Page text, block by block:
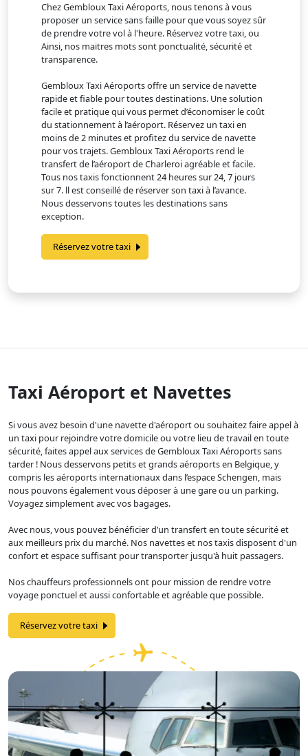
Chez Gembloux Taxi Aéroports, nous tenons à vous
proposer un service sans faille pour que vous soyez sûr
de prendre votre vol à l'heure. Réservez votre taxi, ou
Ainsi, nos maitres mots sont ponctualité, sécurité et
transparence.
Gembloux Taxi Aéroports offre un service de navette
rapide et fiable pour toutes destinations. Une solution
facile et pratique qui vous permet d’économiser le coût
du stationnement à l’aéroport. Réservez un taxi en
moins de 2 minutes et profitez du service de navette
pour vos trajets. Gembloux Taxi Aéroports rend le
transfert de l’aéroport de Charleroi agréable et facile.
Tous nos taxis fonctionnent 24 heures sur 24, 7 jours
sur 7. ll est conseillé de réserver son taxi à l’avance.
Nous desservons toutes les destinations sans
exception.
Réservez votre taxi
Taxi Aéroport et Navettes
Si vous avez besoin d'une navette d'aéroport ou souhaitez faire appel à
un taxi pour rejoindre votre domicile ou votre lieu de travail en toute
sécurité, faites appel aux services de Gembloux Taxi Aéroports sans
tarder ! Nous desservons petits et grands aéroports en Belgique, y
compris les aéroports internationaux dans l’espace Schengen, mais
nous pouvons également vous déposer à une gare ou un parking.
Voyagez simplement avec vos bagages.
Avec nous, vous pouvez bénéficier d’un transfert en toute sécurité et
aux meilleurs prix du marché. Nos navettes et nos taxis disposent d'un
confort et espace suffisant pour transporter jusqu'à huit passagers.
Nos chauffeurs professionnels ont pour mission de rendre votre
voyage ponctuel et aussi confortable et agréable que possible.
Réservez votre taxi